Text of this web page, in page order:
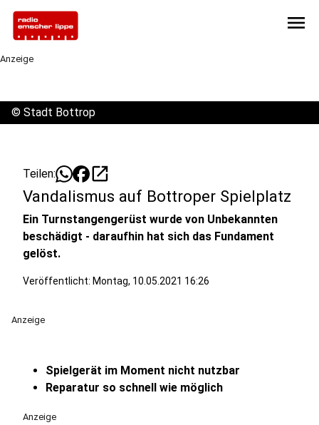
menu
Anzeige
© Stadt Bottrop
Teilen: open_in_new
Vandalismus auf Bottroper Spielplatz
Ein Turnstangengerüst wurde von Unbekannten
beschädigt - daraufhin hat sich das Fundament
gelöst.
Veröffentlicht: Montag, 10.05.2021 16:26
Anzeige
Spielgerät im Moment nicht nutzbar
Reparatur so schnell wie möglich
Anzeige